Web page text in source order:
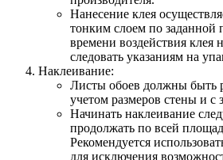
Нанесение клея
тонким слоем по заданной
времени воздействия клея
следовать указаниям на
Наклеивание:
Листы обоев должны быть
учетом размеров стены и с
Начинать наклеивание
продолжать по всей
Рекомендуется
для исключения